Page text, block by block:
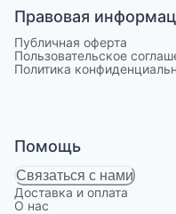
Правовая
Публичная оферта
Пользовательское
Политика
Помощь
Связаться с нами
Доставка и оплата
О нас